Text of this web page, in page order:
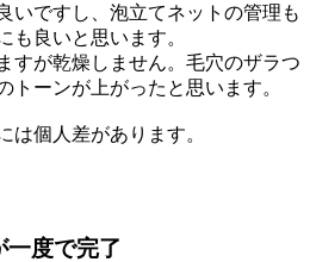
いですし、泡立てネットの管理も
も良いと思います。
すが乾燥しません。毛穴のザラつ
トーンが上がったと思います。
個人差があります。
一度で完了